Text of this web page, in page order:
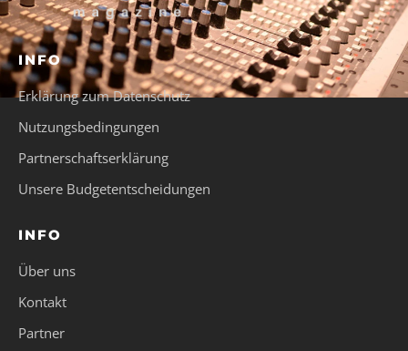
INFO
Erklärung zum Datenschutz
Nutzungsbedingungen
Partnerschaftserklärung
Unsere Budgetentscheidungen
INFO
Über uns
Kontakt
Partner